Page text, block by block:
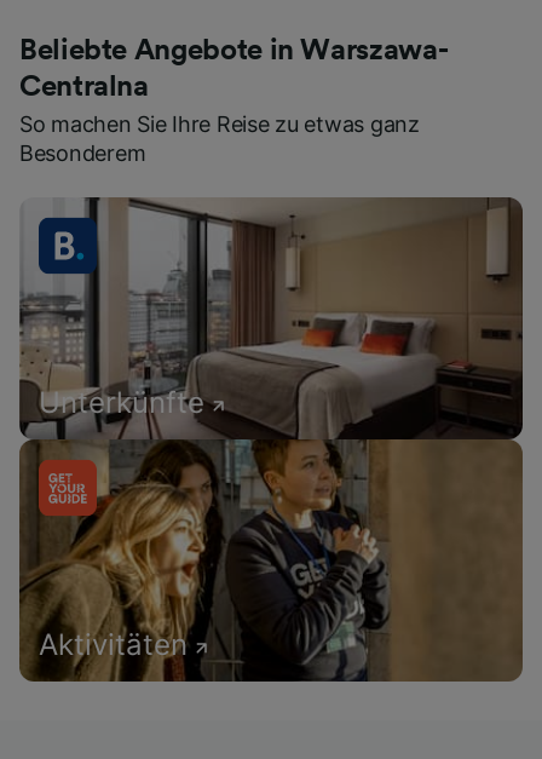
Beliebte Angebote in Warszawa-
Centralna
So machen Sie Ihre Reise zu etwas ganz
Besonderem
Unterkünfte
Aktivitäten